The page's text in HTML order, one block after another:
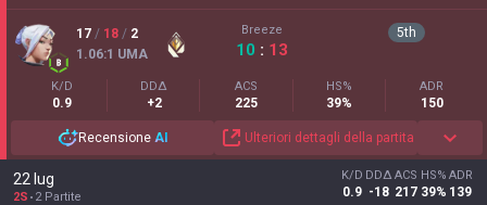
17 / 18 / 2
1.06:1 UMA
Breeze
10 : 13
5th
K/D
0.9
DDΔ
+2
ACS
225
HS%
39%
ADR
150
Recensione AI Ulteriori dettagli della partita
22 lug
2S 2 Partite
K/D
0.9
DDΔ
-18
ACS
217
HS%
39%
ADR
139